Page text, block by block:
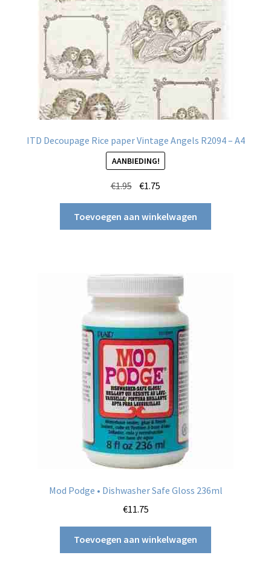
ITD Decoupage Rice paper Vintage Angels R2094 – A4
AANBIEDING!
€1.95 Oorspronkelijke
was:
€1.95.
€1.75
is:
€1.75.
Toevoegen aan winkelwagen
Mod Podge • Dishwasher Safe Gloss 236ml
€11.75
Toevoegen aan winkelwagen